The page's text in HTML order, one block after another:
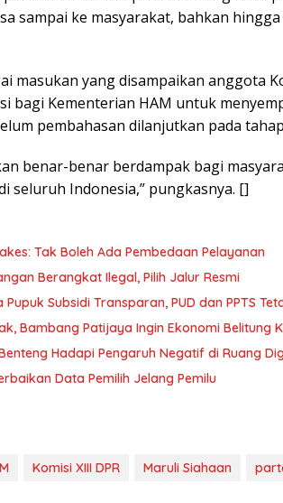
sampai ke masyarakat, bahkan
masukan yang disampaikan anggota
bagi Kementerian HAM untuk
pembahasan dilanjutkan pada
benar-benar berdampak bagi
seluruh Indonesia,” pungkasnya. []
Tak Boleh Ada Pembedaan Pelayanan
Berangkat Ilegal, Pilih Jalur Resmi
Subsidi Transparan, PUD dan PPTS
Bambang Patijaya Ingin Ekonomi Belitung
Hadapi Pengaruh Negatif di Ruang
Data Pemilih Jelang Pemilu
Komisi XIII DPR Maruli Siahaan